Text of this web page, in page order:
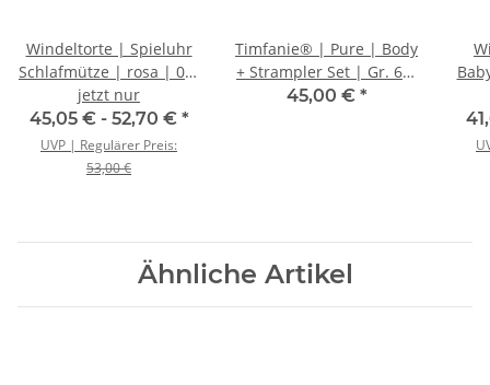
Windeltorte | Spieluhr
Schlafmütze | rosa | 0-8
Monate
jetzt nur
45,05 € - 52,70 € *
UVP | Regulärer Preis:
53,00 €
Timfanie® | Pure | Body
+ Strampler Set | Gr. 62-
68 | 0-3 Monate |
45,00 € *
Ähnliche Artikel